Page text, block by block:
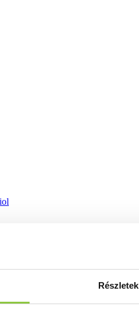
Részletek